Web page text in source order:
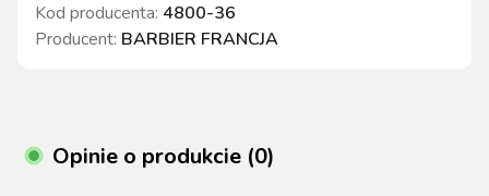
Kod producenta: 4800-36
Producent: BARBIER FRANCJA
Opinie o produkcie (0)